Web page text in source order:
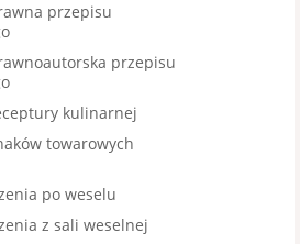
przepisu
przepisu
kulinarnej
towarowych
po weselu
z sali weselnej